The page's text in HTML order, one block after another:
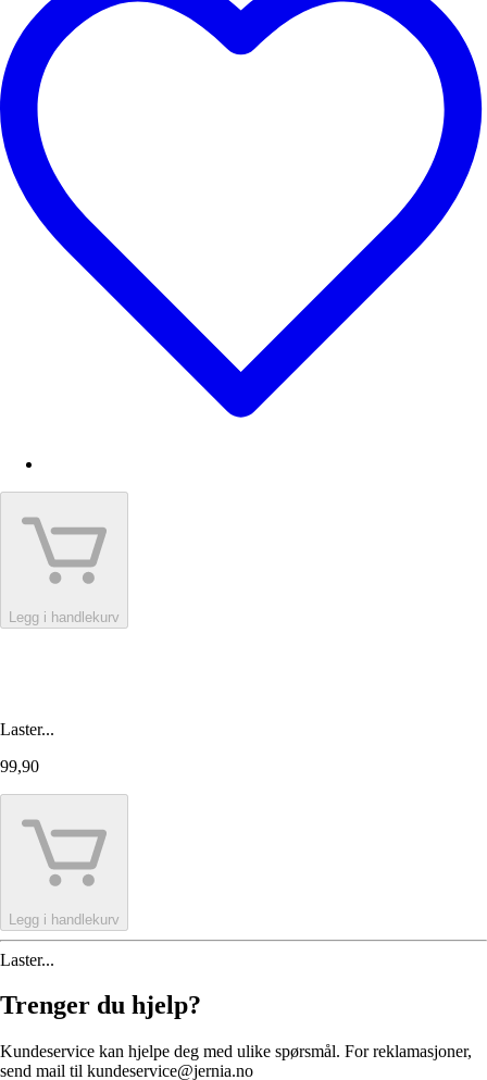
Legg i handlekurv
Laster...
99,90
Legg i handlekurv
Laster...
Trenger du hjelp?
Kundeservice kan hjelpe deg med ulike spørsmål. For reklamasjoner,
send mail til kundeservice@jernia.no